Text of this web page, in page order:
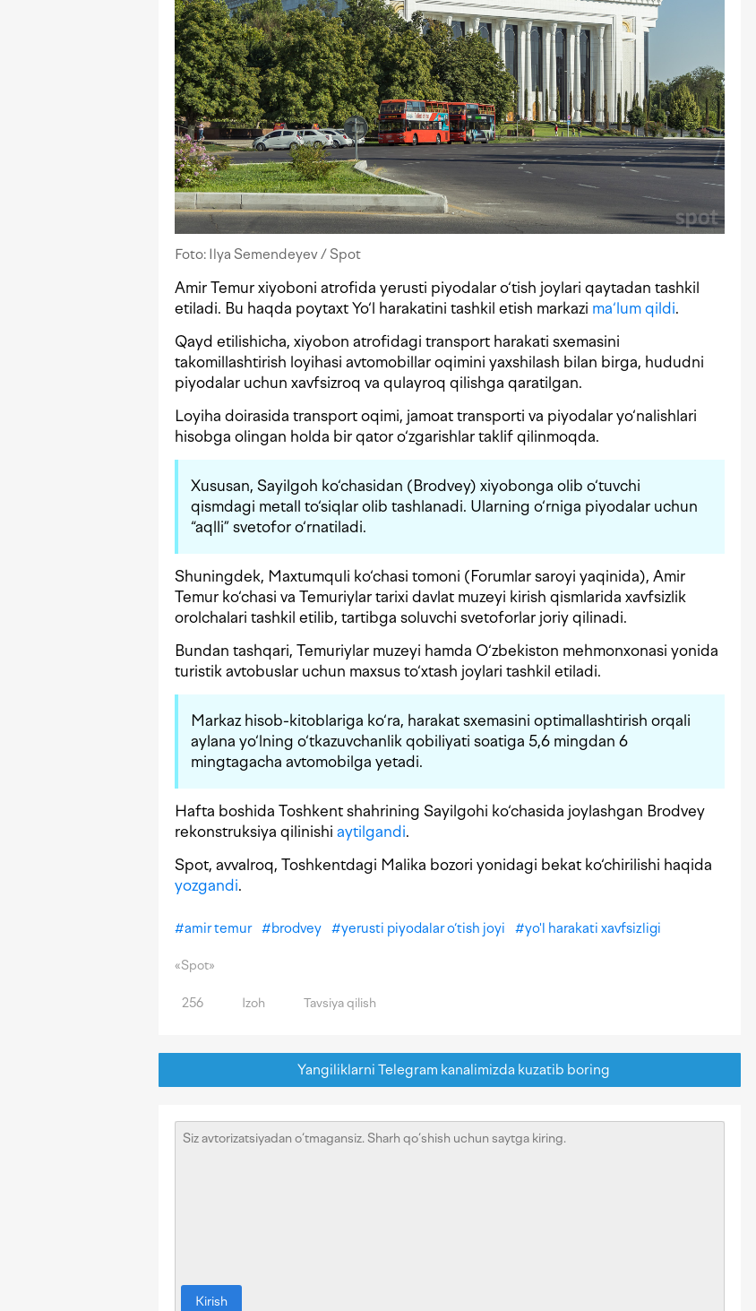
Foto: Ilya Semendeyev / Spot
Amir Temur xiyoboni atrofida yerusti piyodalar o‘tish joylari qaytadan tashkil
etiladi. Bu haqda poytaxt Yo‘l harakatini tashkil etish markazi ma‘lum qildi.
Qayd etilishicha, xiyobon atrofidagi transport harakati sxemasini
takomillashtirish loyihasi avtomobillar oqimini yaxshilash bilan birga, hududni
piyodalar uchun xavfsizroq va qulayroq qilishga qaratilgan.
Loyiha doirasida transport oqimi, jamoat transporti va piyodalar yo‘nalishlari
hisobga olingan holda bir qator o‘zgarishlar taklif qilinmoqda.
Xususan, Sayilgoh ko‘chasidan (Brodvey) xiyobonga olib o‘tuvchi
qismdagi metall to‘siqlar olib tashlanadi. Ularning o‘rniga piyodalar uchun
“aqlli” svetofor o‘rnatiladi.
Shuningdek, Maxtumquli ko‘chasi tomoni (Forumlar saroyi yaqinida), Amir
Temur ko‘chasi va Temuriylar tarixi davlat muzeyi kirish qismlarida xavfsizlik
orolchalari tashkil etilib, tartibga soluvchi svetoforlar joriy qilinadi.
Bundan tashqari, Temuriylar muzeyi hamda O‘zbekiston mehmonxonasi yonida
turistik avtobuslar uchun maxsus to‘xtash joylari tashkil etiladi.
Markaz hisob-kitoblariga ko‘ra, harakat sxemasini optimallashtirish orqali
aylana yo‘lning o‘tkazuvchanlik qobiliyati soatiga 5,6 mingdan 6
mingtagacha avtomobilga yetadi.
Hafta boshida Toshkent shahrining Sayilgohi ko‘chasida joylashgan Brodvey
rekonstruksiya qilinishi aytilgandi.
Spot, avvalroq, Toshkentdagi Malika bozori yonidagi bekat ko‘chirilishi haqida
yozgandi.
#amir temur #brodvey #yerusti piyodalar o‘tish joyi #yo'l harakati xavfsizligi
«Spot»
256 Izoh Tavsiya qilish
Yangiliklarni Telegram kanalimizda kuzatib boring
Kirish